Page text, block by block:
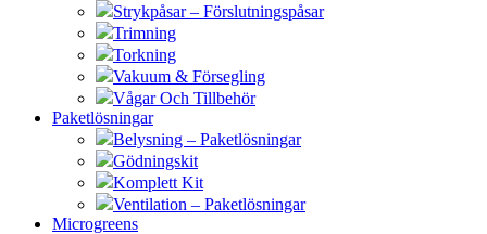
Strykpåsar – Förslutningspåsar
Trimning
Torkning
Vakuum & Försegling
Vågar Och Tillbehör
Paketlösningar
Belysning – Paketlösningar
Gödningskit
Komplett Kit
Ventilation – Paketlösningar
Microgreens